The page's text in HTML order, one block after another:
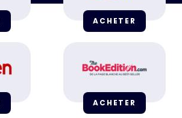
ACHETER
ACHETER